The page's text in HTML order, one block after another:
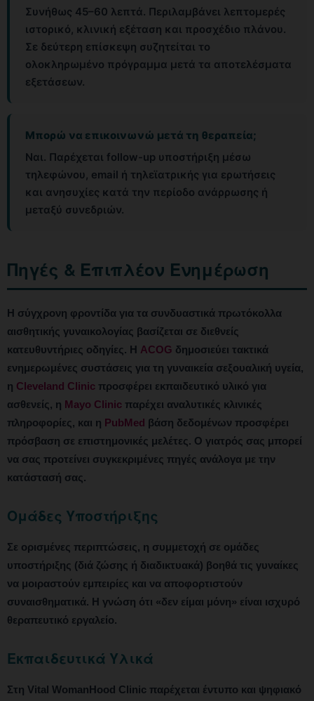
Συνήθως 45–60 λεπτά. Περιλαμβάνει λεπτομερές
ιστορικό, κλινική εξέταση και προσχέδιο πλάνου.
Σε δεύτερη επίσκεψη συζητείται το
ολοκληρωμένο πρόγραμμα μετά τα αποτελέσματα
εξετάσεων.
Μπορώ να επικοινωνώ μετά τη θεραπεία;
Ναι. Παρέχεται follow-up υποστήριξη μέσω
τηλεφώνου, email ή τηλεϊατρικής για ερωτήσεις
και ανησυχίες κατά την περίοδο ανάρρωσης ή
μεταξύ συνεδριών.
Πηγές & Επιπλέον Ενημέρωση
Η σύγχρονη φροντίδα για τα συνδυαστικά πρωτόκολλα
αισθητικής γυναικολογίας βασίζεται σε διεθνείς
κατευθυντήριες οδηγίες. Η ACOG δημοσιεύει τακτικά
ενημερωμένες συστάσεις για τη γυναικεία σεξουαλική υγεία,
η Cleveland Clinic προσφέρει εκπαιδευτικό υλικό για
ασθενείς, η Mayo Clinic παρέχει αναλυτικές κλινικές
πληροφορίες, και η PubMed βάση δεδομένων προσφέρει
πρόσβαση σε επιστημονικές μελέτες. Ο γιατρός σας μπορεί
να σας προτείνει συγκεκριμένες πηγές ανάλογα με την
κατάστασή σας.
Ομάδες Υποστήριξης
Σε ορισμένες περιπτώσεις, η συμμετοχή σε ομάδες
υποστήριξης (διά ζώσης ή διαδικτυακά) βοηθά τις γυναίκες
να μοιραστούν εμπειρίες και να αποφορτιστούν
συναισθηματικά. Η γνώση ότι «δεν είμαι μόνη» είναι ισχυρό
θεραπευτικό εργαλείο.
Εκπαιδευτικά Υλικά
Στη Vital WomanHood Clinic παρέχεται έντυπο και ψηφιακό